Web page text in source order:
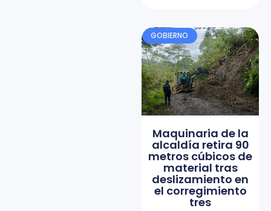
GOBIERNO
Maquinaria de la
alcaldía retira 90
metros cúbicos de
material tras
deslizamiento en
el corregimiento
tres